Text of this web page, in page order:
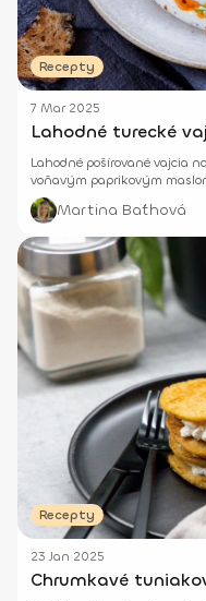
Recepty
7 Mar 2025
Lahodné turecké
Lahodné pošírované vajcia
voňavým paprikovým
zamiluješ aj na večeru!
Martina Baťhová
Recepty
23 Jan 2025
Chrumkavé